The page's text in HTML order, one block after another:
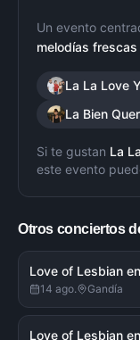
Un evento
melodías
La La Love
La Bien
Si te gustan La
este evento
Otros conciertos
Love of Lesbian
14 ago. Gandía
Love of Lesbian